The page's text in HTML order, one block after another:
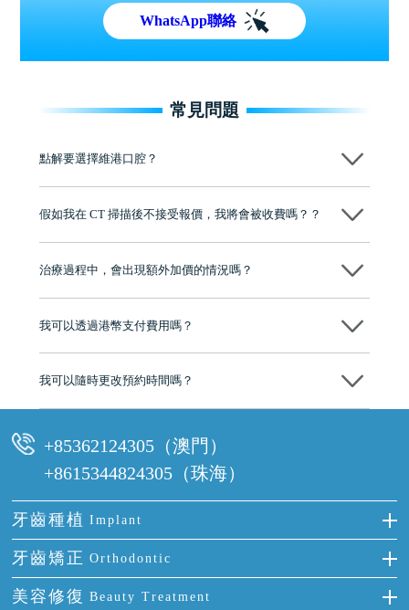
WhatsApp聯絡
常見問題
點解要選擇維港口腔？
牌」、「2025香港企業領袖品牌」，是諾貝爾種植系統全球放心植牙中
至今已服務超過三十個國家和地區的顧客，受到粵港澳大灣區及周邊城
有咨詢及服務保障中心，有任何問題都可以隨時預約免費咨詢，讓人十
假如我在 CT 掃描後不接受報價，我將會被收費嗎？？
治療過程中，會出現額外加價的情況嗎？
我可以透過港幣支付費用嗎？
可以。維港口腔會按照當日匯率轉算收取費用，而匯率會及時告知客人
我可以隨時更改預約時間嗎？
+85362124305（澳門）
+8615344824305（珠海）
牙齒種植 Implant
種牙
單顆牙缺失
牙齒矯正 Orthodontic
隱形箍牙
美容修復 Beauty Treatment